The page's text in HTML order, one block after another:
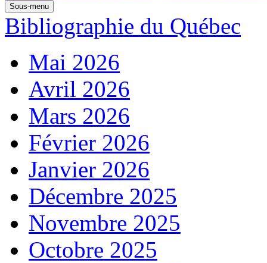
Sous-menu
Bibliographie du Québec
Mai 2026
Avril 2026
Mars 2026
Février 2026
Janvier 2026
Décembre 2025
Novembre 2025
Octobre 2025